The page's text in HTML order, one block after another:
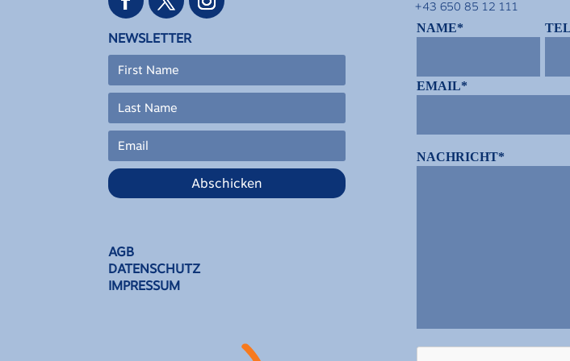
NEWSLETTER
Abschicken
AGB
DATENSCHUTZ
IMPRESSUM
+43 650 85 12 111
NAME*
EMAIL*
NACHRICHT*